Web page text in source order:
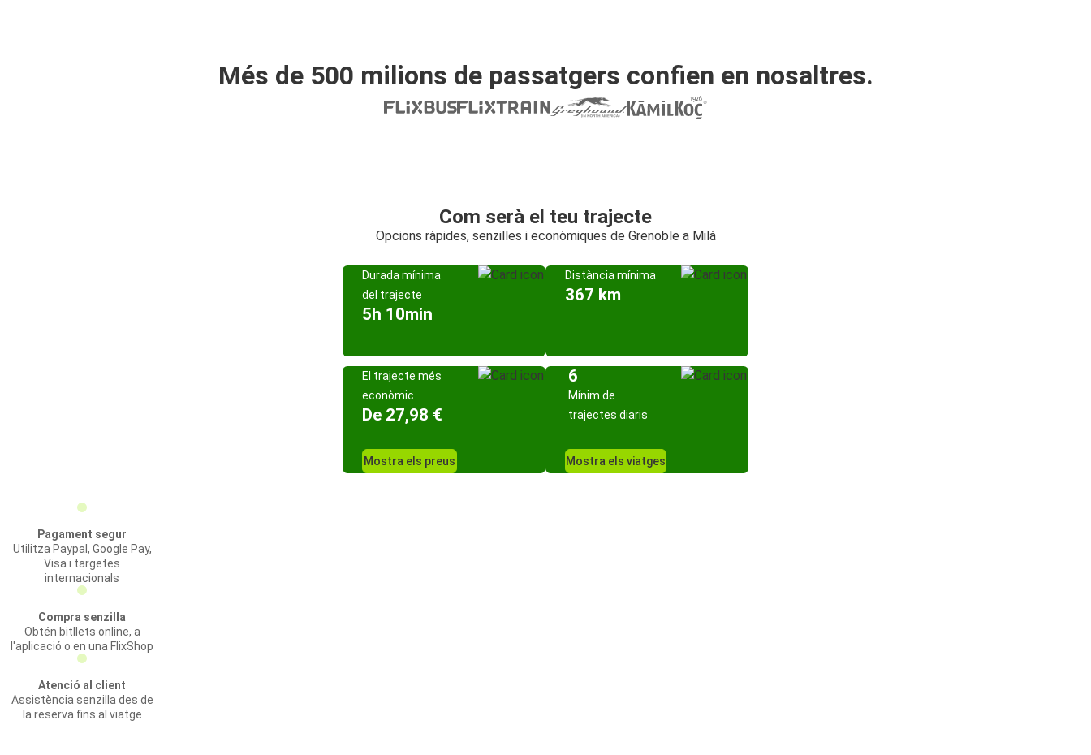
Més de 500 milions de passatgers confien en nosaltres.
Com serà el teu trajecte
Opcions ràpides, senzilles i econòmiques de Grenoble a Milà
Durada mínima
del trajecte
5h 10min
Distància mínima
367 km
El trajecte més
econòmic
De 27,98 €
Mostra els preus
6
Mínim de
trajectes diaris
Mostra els viatges
Pagament segur
Utilitza Paypal, Google Pay,
Visa i targetes
internacionals
Compra senzilla
Obtén bitllets online, a
l'aplicació o en una FlixShop
Atenció al client
Assistència senzilla des de
la reserva fins al viatge